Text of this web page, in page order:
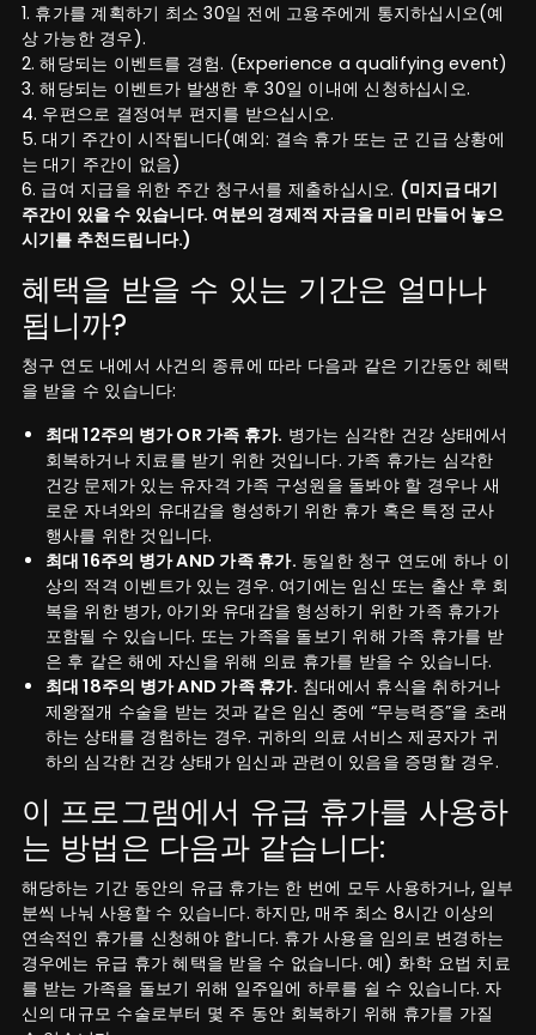
1. 휴가를 계획하기 최소 30일 전에 고용주에게 통지하십시오(예
상 가능한 경우).
2. 해당되는 이벤트를 경험. (Experience a qualifying event)
3. 해당되는 이벤트가 발생한 후 30일 이내에 신청하십시오.
4. 우편으로 결정여부 편지를 받으십시오.
5. 대기 주간이 시작됩니다(예외: 결속 휴가 또는 군 긴급 상황에
는 대기 주간이 없음)
6. 급여 지급을 위한 주간 청구서를 제출하십시오. (미지급 대기
주간이 있을 수 있습니다. 여분의 경제적 자금을 미리 만들어 놓으
시기를 추천드립니다.)
혜택을 받을 수 있는 기간은 얼마나
됩니까?
청구 연도 내에서 사건의 종류에 따라 다음과 같은 기간동안 혜택
을 받을 수 있습니다:
최대 12주의 병가 OR 가족 휴가. 병가는 심각한 건강 상태에서
회복하거나 치료를 받기 위한 것입니다. 가족 휴가는 심각한
건강 문제가 있는 유자격 가족 구성원을 돌봐야 할 경우나 새
로운 자녀와의 유대감을 형성하기 위한 휴가 혹은 특정 군사
행사를 위한 것입니다.
최대 16주의 병가 AND 가족 휴가. 동일한 청구 연도에 하나 이
상의 적격 이벤트가 있는 경우. 여기에는 임신 또는 출산 후 회
복을 위한 병가, 아기와 유대감을 형성하기 위한 가족 휴가가
포함될 수 있습니다. 또는 가족을 돌보기 위해 가족 휴가를 받
은 후 같은 해에 자신을 위해 의료 휴가를 받을 수 있습니다.
최대 18주의 병가 AND 가족 휴가. 침대에서 휴식을 취하거나
제왕절개 수술을 받는 것과 같은 임신 중에 “무능력증”을 초래
하는 상태를 경험하는 경우. 귀하의 의료 서비스 제공자가 귀
하의 심각한 건강 상태가 임신과 관련이 있음을 증명할 경우.
이 프로그램에서 유급 휴가를 사용하
는 방법은 다음과 같습니다:
해당하는 기간 동안의 유급 휴가는 한 번에 모두 사용하거나, 일부
분씩 나눠 사용할 수 있습니다. 하지만, 매주 최소 8시간 이상의
연속적인 휴가를 신청해야 합니다. 휴가 사용을 임의로 변경하는
경우에는 유급 휴가 혜택을 받을 수 없습니다. 예) 화학 요법 치료
를 받는 가족을 돌보기 위해 일주일에 하루를 쉴 수 있습니다. 자
신의 대규모 수술로부터 몇 주 동안 회복하기 위해 휴가를 가질